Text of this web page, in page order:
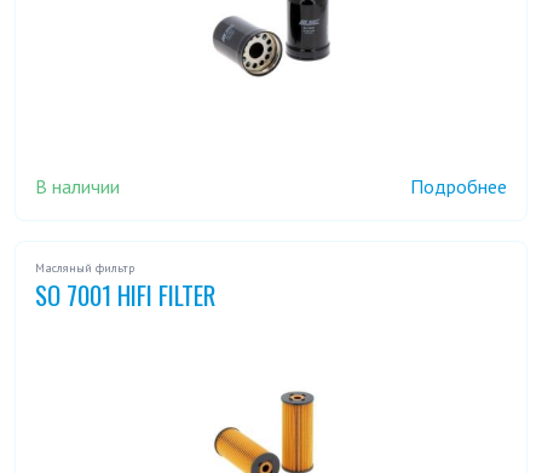
В наличии Подробнее
Масляный фильтр
SO 7001 HIFI FILTER